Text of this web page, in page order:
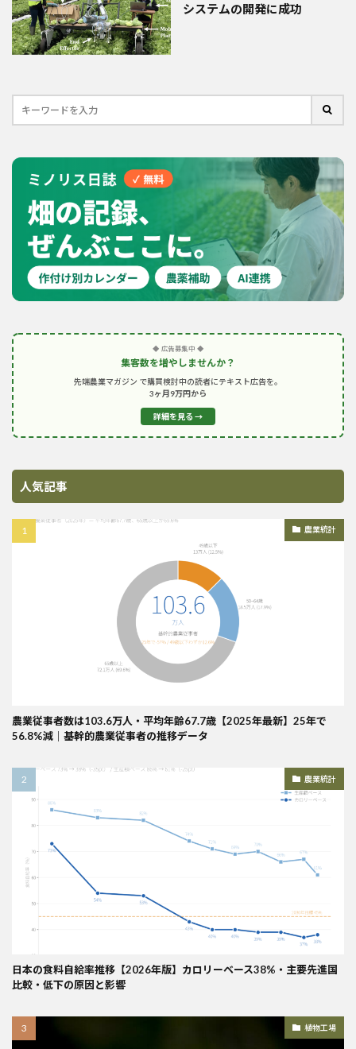
システムの開発に成功
◆ 広告募集中 ◆
集客数を増やしませんか？
先端農業マガジン で購買検討中の読者にテキスト広告を。
3ヶ月9万円から
詳細を見る →
人気記事
農業統計
農業従事者数は103.6万人・平均年齢67.7歳【2025年最新】25年で
56.8%減｜基幹的農業従事者の推移データ
農業統計
日本の食料自給率推移【2026年版】カロリーベース38%・主要先進国
比較・低下の原因と影響
植物工場